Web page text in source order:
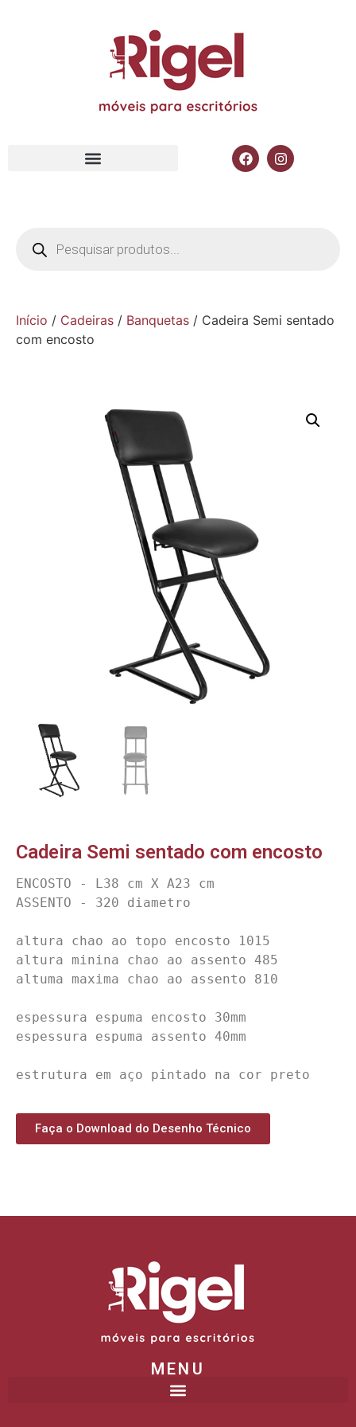
Início / Cadeiras / Banquetas / Cadeira Semi sentado
com encosto
Cadeira Semi sentado com encosto
ENCOSTO - L38 cm X A23 cm
ASSENTO - 320 diametro
altura chao ao topo encosto 1015
altura minina chao ao assento 485
altuma maxima chao ao assento 810
espessura espuma encosto 30mm
espessura espuma assento 40mm
estrutura em aço pintado na cor preto
Faça o Download do Desenho Técnico
MENU